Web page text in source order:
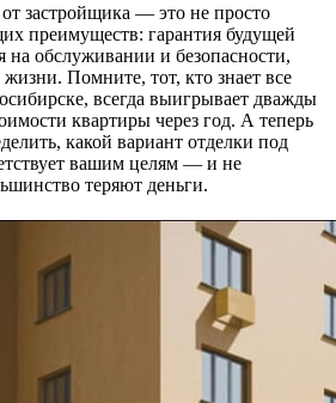
застройщика — это не просто
преимуществ: гарантия будущей
на обслуживании и безопасности,
жизни. Помните, тот, кто знает все
всегда выигрывает дважды
квартиры через год. А теперь
какой вариант отделки под
вашим целям — и не
теряют деньги.